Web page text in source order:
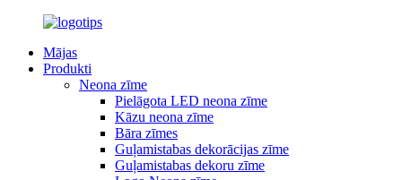
Mājas
Produkti
Neona zīme
Pielāgota LED neona zīme
Kāzu neona zīme
Bāra zīmes
Guļamistabas dekorācijas zīme
Guļamistabas dekoru zīme